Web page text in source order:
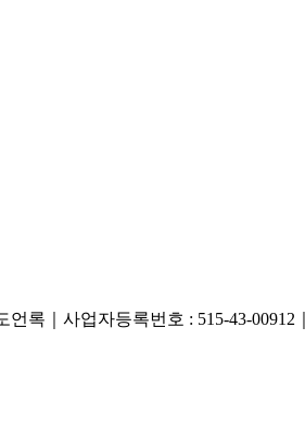
록｜사업자등록번호 : 515-43-00912｜